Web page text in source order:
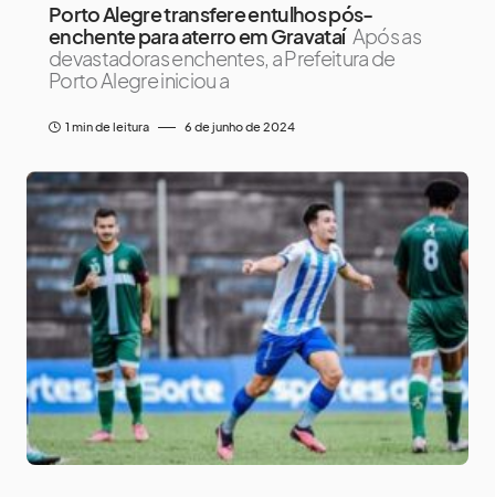
Porto Alegre transfere entulhos pós-
enchente para aterro em Gravataí Após as
devastadoras enchentes, a Prefeitura de
Porto Alegre iniciou a
1 min de leitura 6 de junho de 2024